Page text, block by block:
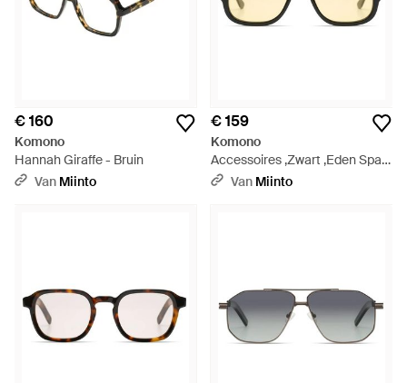
€ 160
Komono
Hannah Giraffe - Bruin
Van Miinto
€ 159
Komono
Accessoires ,Zwart ,Eden Spark
- Zwart
Van Miinto